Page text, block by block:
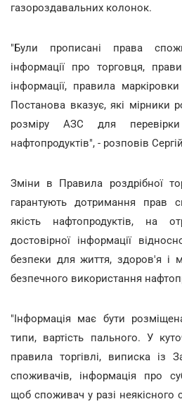
газороздавальних колонок.
"Були прописані права
інформації про торговця,
інформації, правила
Постанова вказує, які мірники
розміру АЗС для
нафтопродуктів", - розповів
Зміни в Правила роздрібної
гарантують дотримання прав
якість нафтопродуктів, на
достовірної інформації
безпеки для життя, здоров'я і
безпечного використання
"Інформація має бути
типи, вартість пального. У
правила торгівлі, виписка із
споживачів, інформація про
щоб споживач у разі неякісного